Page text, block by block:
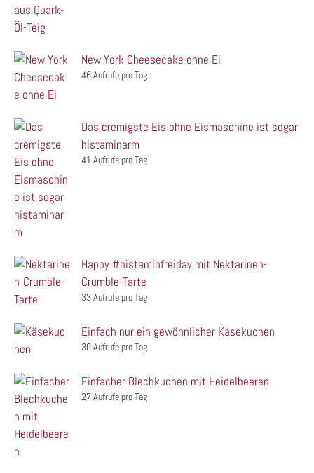
New York Cheesecake ohne Ei
46 Aufrufe pro Tag
Das cremigste Eis ohne Eismaschine ist sogar
histaminarm
41 Aufrufe pro Tag
Happy #histaminfreiday mit Nektarinen-
Crumble-Tarte
33 Aufrufe pro Tag
Einfach nur ein gewöhnlicher Käsekuchen
30 Aufrufe pro Tag
Einfacher Blechkuchen mit Heidelbeeren
27 Aufrufe pro Tag